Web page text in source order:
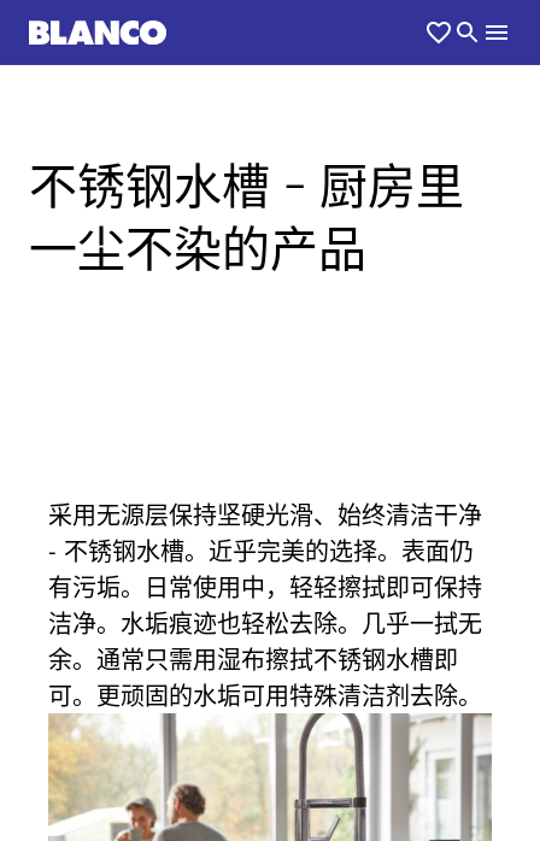
不锈钢水槽 - 厨房里
一尘不染的产品
采用无源层保持坚硬光滑、始终清洁干净
- 不锈钢水槽。近乎完美的选择。表面仍
有污垢。日常使用中，轻轻擦拭即可保持
洁净。水垢痕迹也轻松去除。几乎一拭无
余。通常只需用湿布擦拭不锈钢水槽即
可。更顽固的水垢可用特殊清洁剂去除。